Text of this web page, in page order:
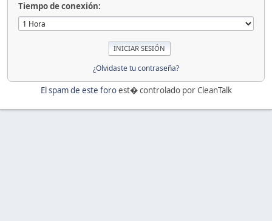
Tiempo de conexión:
¿Olvidaste tu contraseña?
El spam de este foroest� controlado por CleanTalk